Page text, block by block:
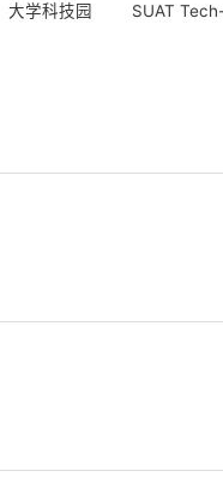
大学科技园 SUAT